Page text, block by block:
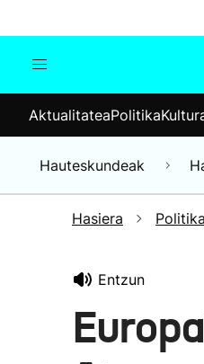
Munduko albisteak
AktualitateaPolitika
Hauteskundeak
Hasiera Politika
Entzun